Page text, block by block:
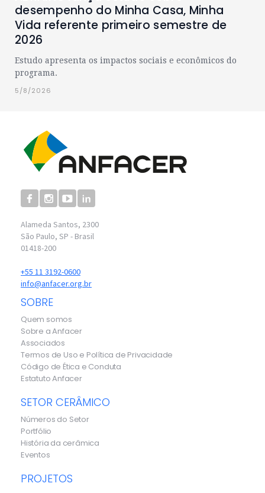
desempenho do Minha Casa, Minha
Vida referente primeiro semestre de
2026
Estudo apresenta os impactos sociais e econômicos do
programa.
5/8/2026
Alameda Santos, 2300
São Paulo, SP - Brasil
01418-200
+55 11 3192-0600
info@anfacer.org.br
SOBRE
Quem somos
Sobre a Anfacer
Associados
Termos de Uso e Política de Privacidade
Código de Ética e Conduta
Estatuto Anfacer
SETOR CERÂMICO
Números do Setor
Portfólio
História da cerâmica
Eventos
PROJETOS